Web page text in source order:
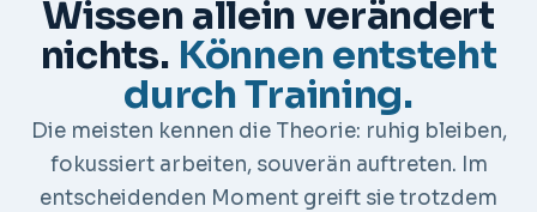
Wissen allein verändert
nichts. Können entsteht
durch Training.
Die meisten kennen die Theorie: ruhig bleiben,
fokussiert arbeiten, souverän auftreten. Im
entscheidenden Moment greift sie trotzdem